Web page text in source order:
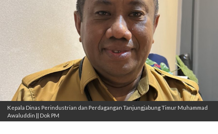
Kepala Dinas Perindustrian dan Perdagangan Tanjungjabung Timur Muhammad
Awaluddin || Dok PM